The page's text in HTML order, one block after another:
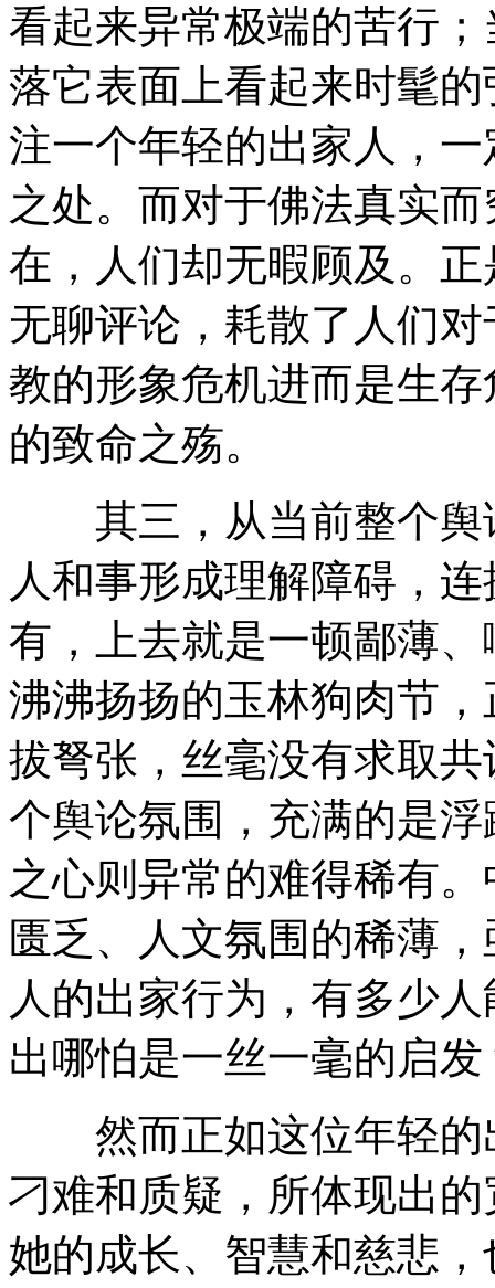
看起来异常极端的苦行
落它表面上看起来时髦
注一个年轻的出家人，
之处。而对于佛法真实
在，人们却无暇顾及。
无聊评论，耗散了人们
教的形象危机进而是生
的致命之殇。
其三，从当前整个舆
人和事形成理解障碍，
有，上去就是一顿鄙薄
沸沸扬扬的玉林狗肉节
拔弩张，丝毫没有求取
个舆论氛围，充满的是
之心则异常的难得稀有
匮乏、人文氛围的稀薄
人的出家行为，有多少
出哪怕是一丝一毫的启发
然而正如这位年轻的
刁难和质疑，所体现出
她的成长、智慧和慈悲